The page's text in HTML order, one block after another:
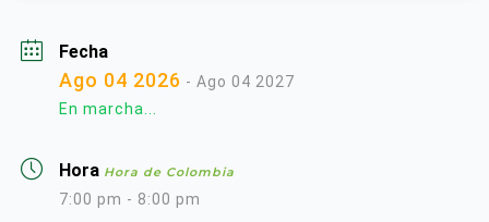
Fecha
Ago 04 2026 - Ago 04 2027
En marcha...
Hora Hora de Colombia
7:00 pm - 8:00 pm